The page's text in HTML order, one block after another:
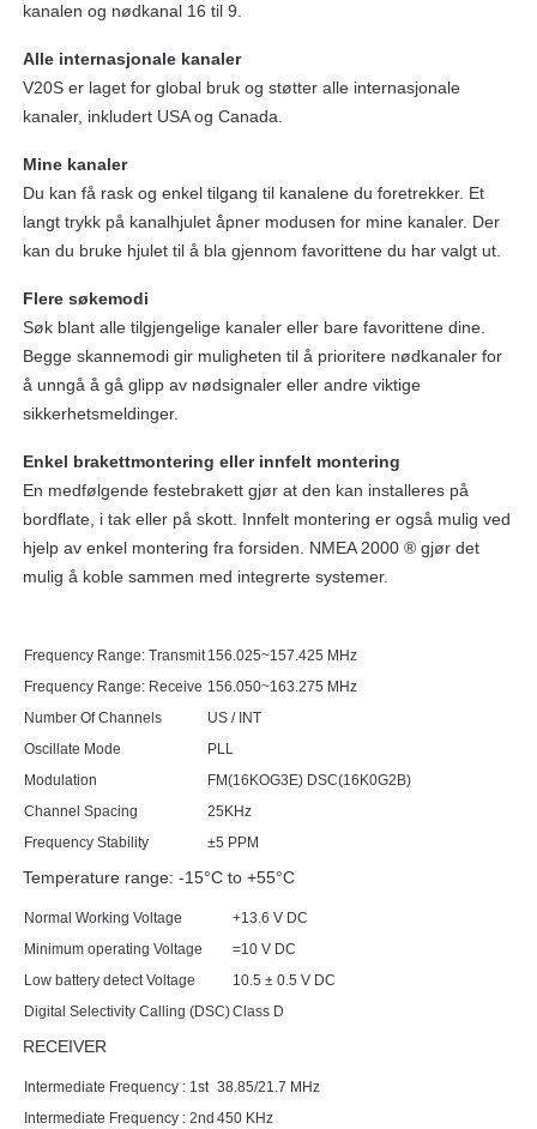
kanalen og nødkanal 16 til 9.
Alle internasjonale kanaler
V20S er laget for global bruk og støtter alle internasjonale
kanaler, inkludert USA og Canada.
Mine kanaler
Du kan få rask og enkel tilgang til kanalene du foretrekker. Et
langt trykk på kanalhjulet åpner modusen for mine kanaler. Der
kan du bruke hjulet til å bla gjennom favorittene du har valgt ut.
Flere søkemodi
Søk blant alle tilgjengelige kanaler eller bare favorittene dine.
Begge skannemodi gir muligheten til å prioritere nødkanaler for
å unngå å gå glipp av nødsignaler eller andre viktige
sikkerhetsmeldinger.
Enkel brakettmontering eller innfelt montering
En medfølgende festebrakett gjør at den kan installeres på
bordflate, i tak eller på skott. Innfelt montering er også mulig ved
hjelp av enkel montering fra forsiden. NMEA 2000 ® gjør det
mulig å koble sammen med integrerte systemer.
Frequency Range: Transmit 156.025~157.425 MHz
Frequency Range: Receive 156.050~163.275 MHz
Number Of Channels
US / INT
Oscillate Mode
PLL
Modulation
FM(16KOG3E) DSC(16K0G2B)
Channel Spacing
25KHz
Frequency Stability
±5 PPM
Temperature range: -15°C to +55°C
Normal Working Voltage
+13.6 V DC
Minimum operating Voltage
=10 V DC
Low battery detect Voltage
10.5 ± 0.5 V DC
Digital Selectivity Calling (DSC)Class D
RECEIVER
Intermediate Frequency : 1st 38.85/21.7 MHz
Intermediate Frequency : 2nd 450 KHz